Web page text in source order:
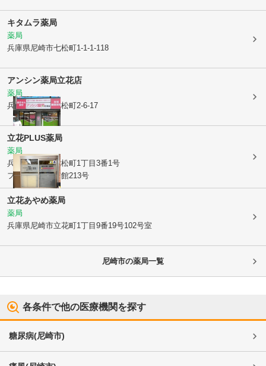
キタムラ薬局
薬局
兵庫県尼崎市七松町1-1-1-118
アンシン薬局立花店
薬局
兵庫県尼崎市七松町2-6-17
立花PLUS薬局
薬局
兵庫県尼崎市七松町1丁目3番1号
フェスタ立花南館213号
立花あやめ薬局
薬局
兵庫県尼崎市立花町1丁目9番19号102号室
尼崎市の薬局一覧
各条件で他の医療機関を探す
糖尿病(尼崎市)